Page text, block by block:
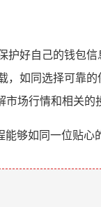
好自己的钱包
如同选择可靠
场行情和相关的
够如同一位贴心